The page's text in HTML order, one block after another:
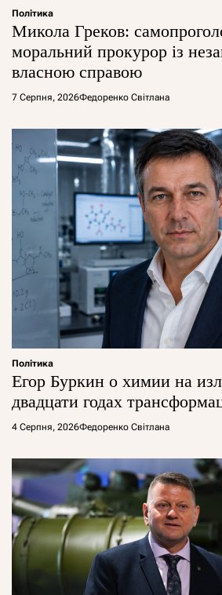
Політика
Микола Греков:
моральний прокурор із
власною справою
7 Серпня, 2026Федоренко Світлана
Політика
Егор Буркин о химии на
двадцати годах
4 Серпня, 2026Федоренко Світлана